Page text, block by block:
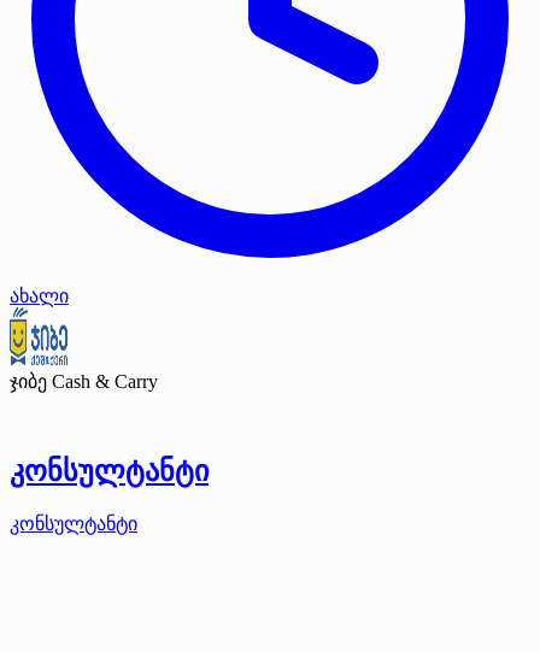
ახალი
ჯიბე Cash & Carry
კონსულტანტი
კონსულტანტი